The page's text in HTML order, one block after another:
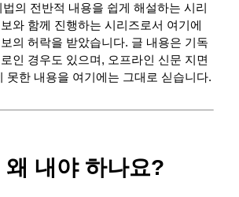
법의 전반적 내용을 쉽게 해설하는 시리
와 함께 진행하는 시리즈로서 여기에
의 허락을 받았습니다. 글 내용은 기독
인 경우도 있으며, 오프라인 신문 지면
못한 내용을 여기에는 그대로 싣습니다.
왜 내야 하나요?